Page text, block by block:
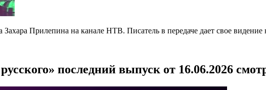
Прилепина на канале НТВ. Писатель в передаче дает свое
последний выпуск от 16.06.2026